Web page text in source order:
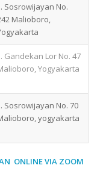
Sosrowijayan No.
Malioboro,
Gandekan Lor No. 47
Yogyakarta
Sosrowijayan No. 70
yogyakarta
ONLINE VIA ZOOM